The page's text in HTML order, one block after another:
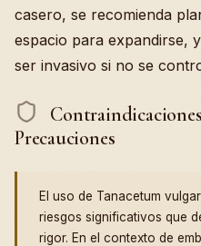
casero, se recomienda
espacio para expandirse,
ser invasivo si no se
Precauciones
El uso de Tanacetum
riesgos significativos que
rigor. En el contexto de